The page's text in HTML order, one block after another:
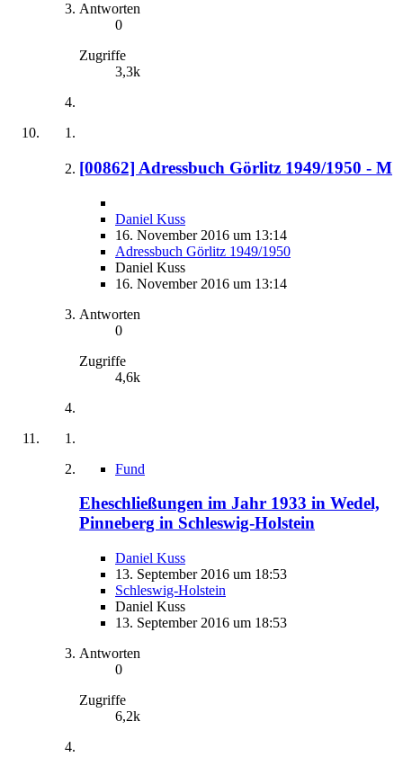
Antworten
0
Zugriffe
3,3k
[00862] Adressbuch Görlitz 1949/1950 - M
Daniel Kuss
16. November 2016 um 13:14
Adressbuch Görlitz 1949/1950
Daniel Kuss
16. November 2016 um 13:14
Antworten
0
Zugriffe
4,6k
Fund
Eheschließungen im Jahr 1933 in Wedel,
Pinneberg in Schleswig-Holstein
Daniel Kuss
13. September 2016 um 18:53
Schleswig-Holstein
Daniel Kuss
13. September 2016 um 18:53
Antworten
0
Zugriffe
6,2k